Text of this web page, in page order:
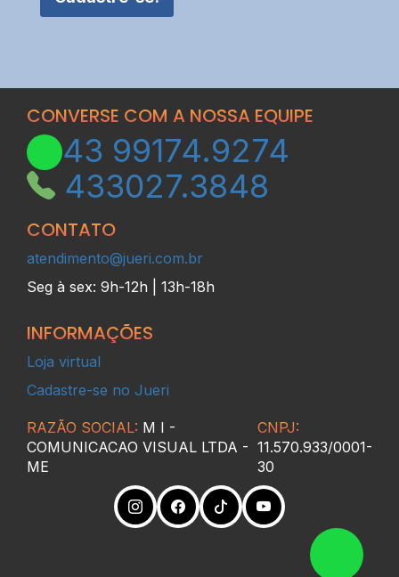
CONVERSE COM A NOSSA EQUIPE
43 99174.9274
433027.3848
CONTATO
atendimento@jueri.com.br
Seg à sex: 9h-12h | 13h-18h
INFORMAÇÕES
Loja virtual
Cadastre-se no Jueri
RAZÃO SOCIAL: M I -
COMUNICACAO VISUAL LTDA -
ME
CNPJ:
11.570.933/0001-
30